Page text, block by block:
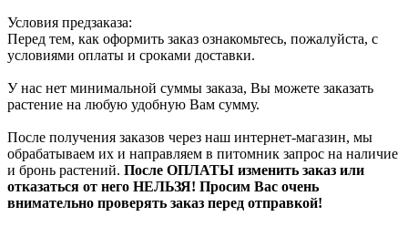
Условия предзаказа:
Перед тем, как оформить заказ ознакомьтесь, пожалуйста, с
условиями оплаты и сроками доставки.
У нас нет минимальной суммы заказа, Вы можете заказать
растение на любую удобную Вам сумму.
После получения заказов через наш интернет-магазин, мы
обрабатываем их и направляем в питомник запрос на наличие
и бронь растений. После ОПЛАТЫ изменить заказ или
отказаться от него НЕЛЬЗЯ! Просим Вас очень
внимательно проверять заказ перед отправкой!